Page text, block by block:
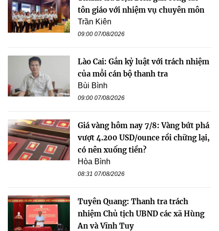
tôn giáo với nhiệm vụ chuyên môn
Trần Kiên
09:00 07/08/2026
Lào Cai: Gắn kỷ luật với trách nhiệm
của mỗi cán bộ thanh tra
Bùi Bình
09:00 07/08/2026
Giá vàng hôm nay 7/8: Vàng bứt phá
vượt 4.200 USD/ounce rồi chững lại,
có nên xuống tiền?
Hòa Bình
08:31 07/08/2026
Tuyên Quang: Thanh tra trách
nhiệm Chủ tịch UBND các xã Hùng
An và Vĩnh Tuy